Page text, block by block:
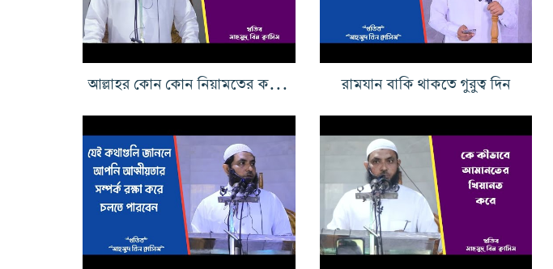
আল্লাহর কোন কোন নিয়ামতের কথা আপনি স্মরণ করেন রামযান বাকি থাকতে গুরুত্ব দিন